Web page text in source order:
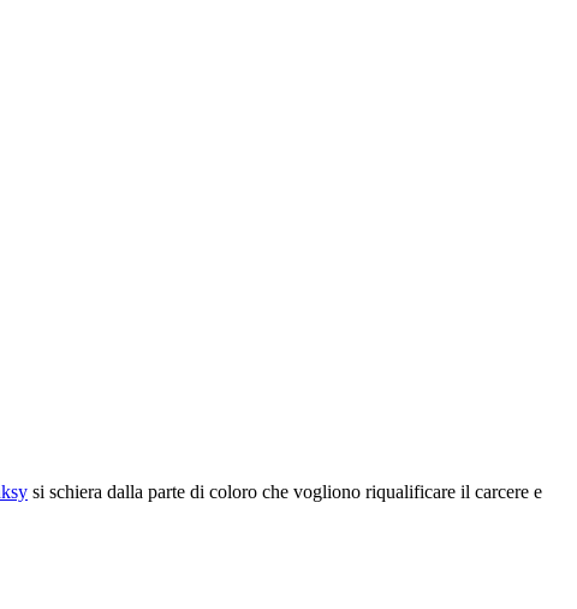
si schiera dalla parte di coloro che vogliono riqualificare il carcere e